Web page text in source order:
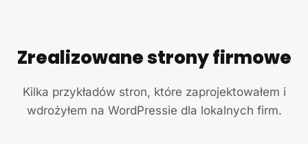
+
Zrealizowane strony firmowe
Kilka przykładów stron, które zaprojektowałem i
wdrożyłem na WordPressie dla lokalnych firm.